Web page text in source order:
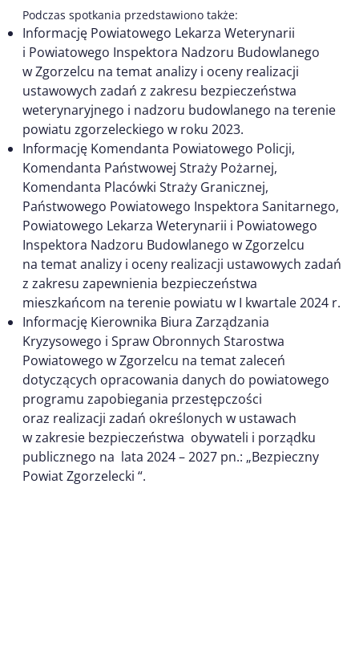
Podczas spotkania przedstawiono także:
Informację Powiatowego Lekarza Weterynarii
i Powiatowego Inspektora Nadzoru Budowlanego
w Zgorzelcu na temat analizy i oceny realizacji
ustawowych zadań z zakresu bezpieczeństwa
weterynaryjnego i nadzoru budowlanego na terenie
powiatu zgorzeleckiego w roku 2023.
Informację Komendanta Powiatowego Policji,
Komendanta Państwowej Straży Pożarnej,
Komendanta Placówki Straży Granicznej,
Państwowego Powiatowego Inspektora Sanitarnego,
Powiatowego Lekarza Weterynarii i Powiatowego
Inspektora Nadzoru Budowlanego w Zgorzelcu
na temat analizy i oceny realizacji ustawowych zadań
z zakresu zapewnienia bezpieczeństwa
mieszkańcom na terenie powiatu w I kwartale 2024 r.
Informację Kierownika Biura Zarządzania
Kryzysowego i Spraw Obronnych Starostwa
Powiatowego w Zgorzelcu na temat zaleceń
dotyczących opracowania danych do powiatowego
programu zapobiegania przestępczości
oraz realizacji zadań określonych w ustawach
w zakresie bezpieczeństwa obywateli i porządku
publicznego na lata 2024 – 2027 pn.: „Bezpieczny
Powiat Zgorzelecki “.